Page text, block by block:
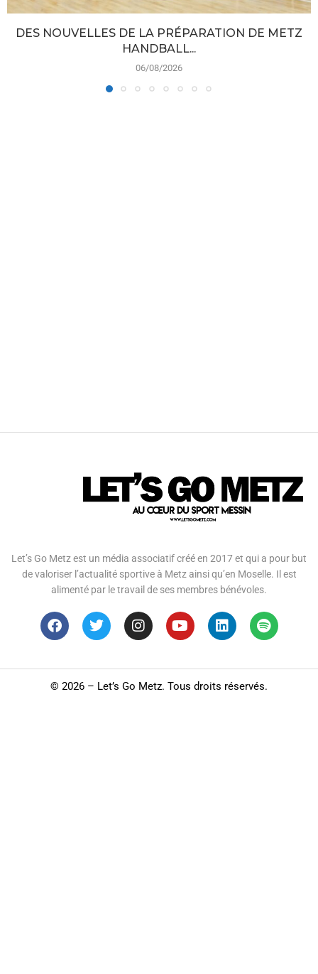
DES NOUVELLES DE LA PRÉPARATION DE METZ
HANDBALL...
06/08/2026
Let’s Go Metz est un média associatif créé en 2017 et qui a pour but
de valoriser l’actualité sportive à Metz ainsi qu’en Moselle. Il est
alimenté par le travail de ses membres bénévoles.
© 2026 – Let’s Go Metz. Tous droits réservés.